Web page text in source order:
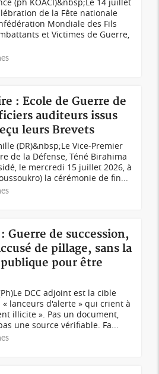
de la Fête nationale
Mondiale des Fils
et Victimes de Guerre,
: Ecole de Guerre de
auditeurs issus
leurs Brevets
(DR)&nbsp;Le Vice-Premier
de la Défense, Téné Birahima
le mercredi 15 juillet 2026, à
la cérémonie de fin...
Guerre de succession,
de pillage, sans la
pour être
DCC adjoint est la cible
lanceurs d'alerte » qui crient à
illicite ». Pas un document,
une source vérifiable. Fa...